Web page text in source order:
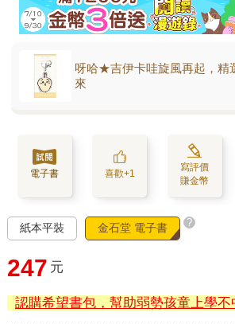
呀哈★吉伊卡哇旋風再起，精
來
電子書 喜歡+1
寫評價
賺金幣
紙本平裝 金石堂 電子書 ?
247 元
認購希望書包，幫助弱勢孩童上學不